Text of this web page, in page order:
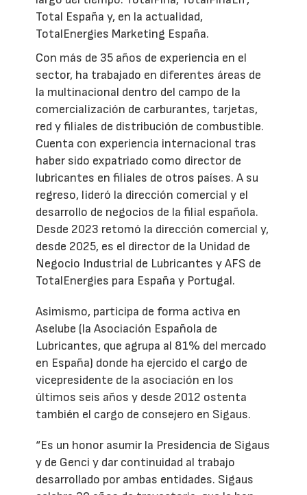
Total España y, en la actualidad,
TotalEnergies Marketing España.
Con más de 35 años de experiencia en el
sector, ha trabajado en diferentes áreas de
la multinacional dentro del campo de la
comercialización de carburantes, tarjetas,
red y filiales de distribución de combustible.
Cuenta con experiencia internacional tras
haber sido expatriado como director de
lubricantes en filiales de otros países. A su
regreso, lideró la dirección comercial y el
desarrollo de negocios de la filial española.
Desde 2023 retomó la dirección comercial y,
desde 2025, es el director de la Unidad de
Negocio Industrial de Lubricantes y AFS de
TotalEnergies para España y Portugal.
Asimismo, participa de forma activa en
Aselube (la Asociación Española de
Lubricantes, que agrupa al 81% del mercado
en España) donde ha ejercido el cargo de
vicepresidente de la asociación en los
últimos seis años y desde 2012 ostenta
también el cargo de consejero en Sigaus.
“Es un honor asumir la Presidencia de Sigaus
y de Genci y dar continuidad al trabajo
desarrollado por ambas entidades. Sigaus